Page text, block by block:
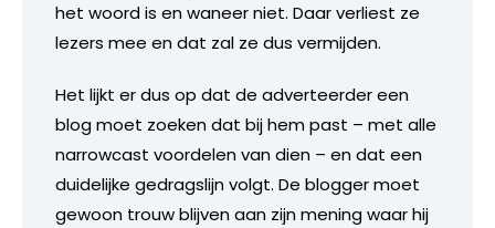
het woord is en waneer niet. Daar verliest ze
lezers mee en dat zal ze dus vermijden.
Het lijkt er dus op dat de adverteerder een
blog moet zoeken dat bij hem past – met alle
narrowcast voordelen van dien – en dat een
duidelijke gedragslijn volgt. De blogger moet
gewoon trouw blijven aan zijn mening waar hij